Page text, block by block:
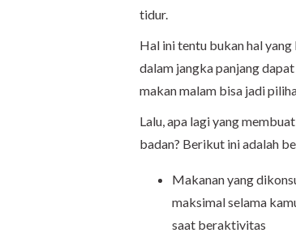
tidur.
Hal ini tentu bukan hal
dalam jangka panjang
makan malam bisa jadi
Lalu, apa lagi yang
badan? Berikut ini adalah
Makanan yang
maksimal selama
saat beraktivitas